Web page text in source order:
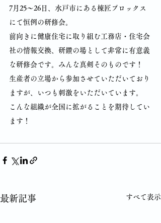
7月25～26日、水戸市にある棟匠プロックス
にて恒例の研修会。
前向きに健康住宅に取り組む工務店・住宅会
社の情報交換、研鑽の場として非常に有意義
な研修会です。みんな真剣そのものです！
生産者の立場から参加させていただいており
ますが、いつも刺激をいただいています。
こんな組織が全国に拡がることを期待してい
ます！
最新記事 すべて表示